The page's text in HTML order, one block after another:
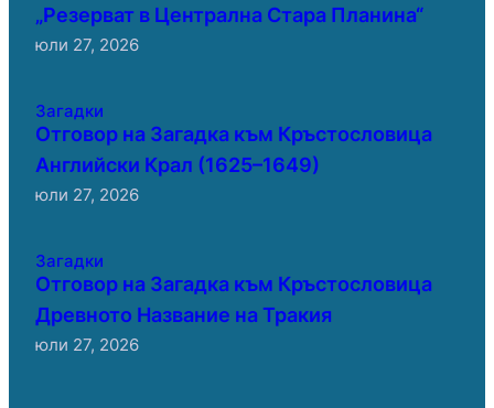
„Резерват в Централна Стара Планина“
юли 27, 2026
Загадки
Отговор на Загадка към Кръстословица
Английски Крал (1625–1649)
юли 27, 2026
Загадки
Отговор на Загадка към Кръстословица
Древното Название на Тракия
юли 27, 2026